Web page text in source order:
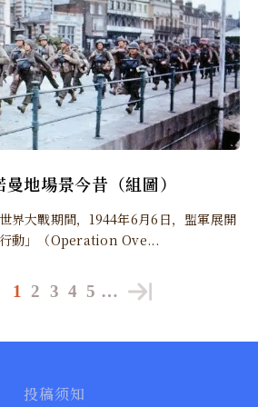
地場景今昔（組圖）
界大戰期間，1944年6月6日，盟軍展開
動」（Operation Ove...
1 2 3 4 5 …
投稿须知